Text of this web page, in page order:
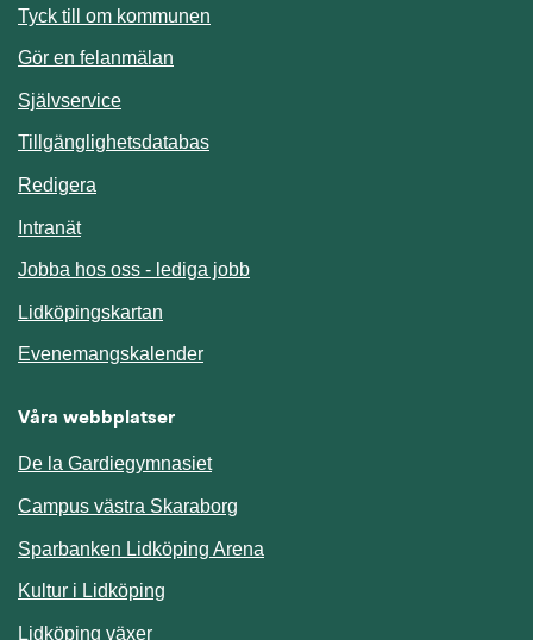
Tyck till om kommunen
Gör en felanmälan
SjälvserviceLänk till annan webbplats.
TillgänglighetsdatabasLänk till annan webbplats.
Redigera
IntranätLänk till annan webbplats.
Jobba hos oss - lediga jobb
Lidköpingskartan
EvenemangskalenderLänk till annan webbplats.
Våra webbplatser
De la Gardiegymnasiet
Campus västra Skaraborg
Sparbanken Lidköping Arena
Kultur i Lidköping
Lidköping växer